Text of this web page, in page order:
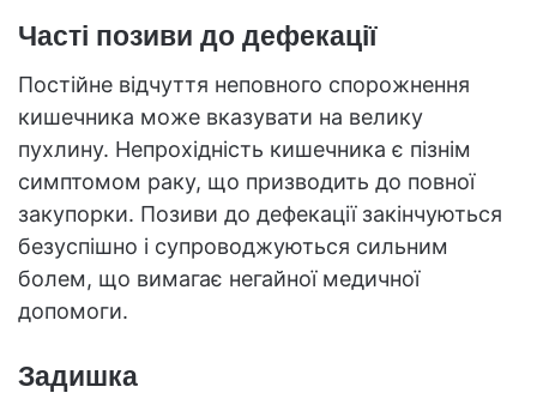
Часті позиви до дефекації
Постійне відчуття неповного спорожнення
кишечника може вказувати на велику
пухлину. Непрохідність кишечника є пізнім
симптомом раку, що призводить до повної
закупорки. Позиви до дефекації закінчуються
безуспішно і супроводжуються сильним
болем, що вимагає негайної медичної
допомоги.
Задишка